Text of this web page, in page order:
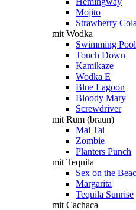
Mojito
Strawberry
mit Wodka
Swimming Pool
Touch Down
Kamikaze
Wodka E
Blue Lagoon
Bloody Mary
Screwdriver
mit Rum (braun)
Mai Tai
Zombie
Planters Punch
mit Tequila
Sex on the
Margarita
Tequila Sunrise
mit Cachaca